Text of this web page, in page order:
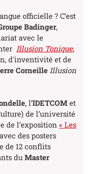
officielle ? C’est
Badinger,
avec le
Illusion Tonique,
d'inventivité et de
Corneille Illusion
, l’IDETCOM et
de l’université
de l’exposition « Les
avec des posters
de 12 conflits
du Master